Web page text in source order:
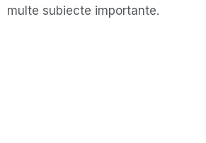
multe subiecte importante.